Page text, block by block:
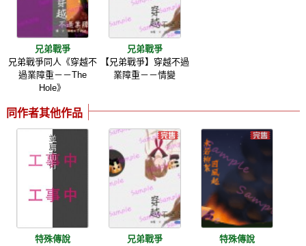
兄弟戰爭
兄弟戰爭同人《穿越不
過業障重－－The
Hole》
兄弟戰爭
【兄弟戰爭】穿越不過
業障重－－情變
同作者其他作品
特殊傳說
兄弟戰爭
特殊傳說